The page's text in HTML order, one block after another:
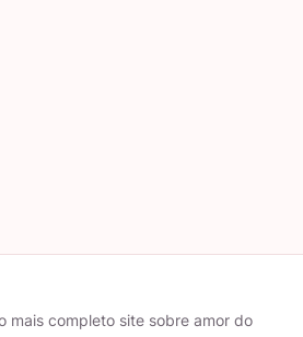
mais completo site sobre amor do